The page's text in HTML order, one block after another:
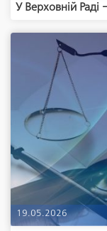
У Верховній Раді
19.05.2026